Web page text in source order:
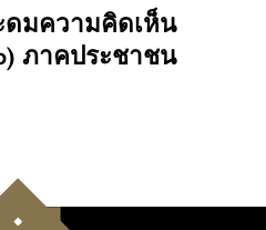
ดมความคิดเห็น
ภาคประชาชน